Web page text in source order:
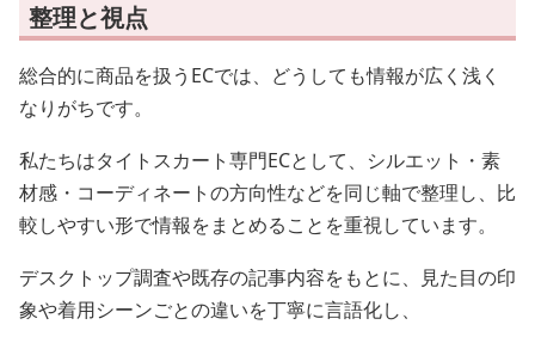
整理と視点
総合的に商品を扱うECでは、どうしても情報が広く浅く
なりがちです。
私たちはタイトスカート専門ECとして、シルエット・素
材感・コーディネートの方向性などを同じ軸で整理し、比
較しやすい形で情報をまとめることを重視しています。
デスクトップ調査や既存の記事内容をもとに、見た目の印
象や着用シーンごとの違いを丁寧に言語化し、